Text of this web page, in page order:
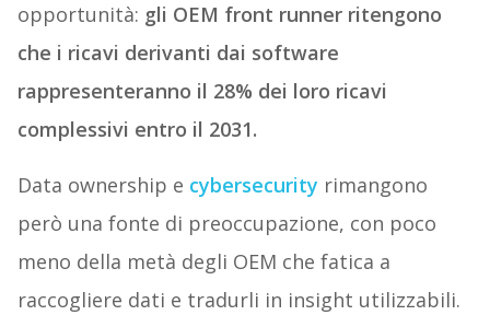
opportunità: gli OEM front runner ritengono
che i ricavi derivanti dai software
rappresenteranno il 28% dei loro ricavi
complessivi entro il 2031.
Data ownership e cybersecurity rimangono
però una fonte di preoccupazione, con poco
meno della metà degli OEM che fatica a
raccogliere dati e tradurli in insight utilizzabili.